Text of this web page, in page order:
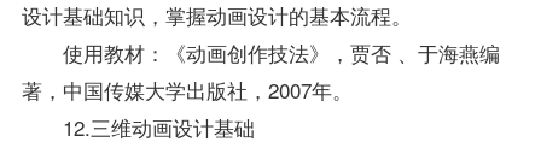
设计基础知识，掌握动画设计的基本流程。
使用教材：《动画创作技法》，贾否 、于海燕编
著，中国传媒大学出版社，2007年。
12.三维动画设计基础